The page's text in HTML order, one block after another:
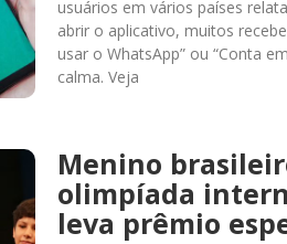
usuários em vários países
abrir o aplicativo, muitos
usar o WhatsApp” ou “Conta
calma. Veja
Menino
olimpíada
leva prêmio